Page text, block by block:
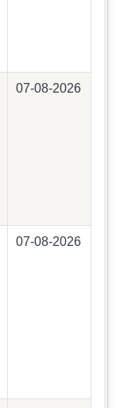
07-08-2026
07-08-2026